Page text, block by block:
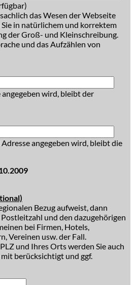
das Wesen der Webseite
in natürlichem und korrektem
der Groß- und Kleinschreibung.
und das Aufzählen von
wird, bleibt der
angegeben wird, bleibt die
Bezug aufweist, dann
und den dazugehörigen
bei Firmen, Hotels,
Vereinen usw. der Fall.
und Ihres Orts werden Sie auch
berücksichtigt und ggf.